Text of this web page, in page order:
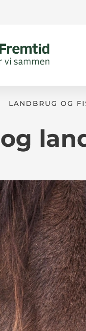
LANDBRUG OG